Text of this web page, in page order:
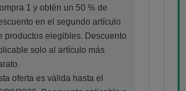
1 y obtén un 50 % de
en el segundo artículo
productos elegibles. Descuento
solo al artículo más
oferta es válida hasta el